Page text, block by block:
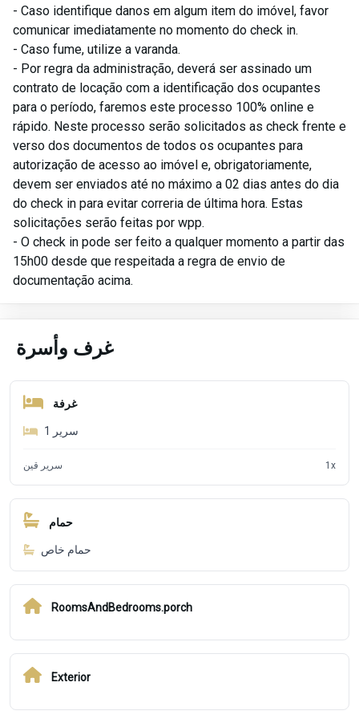
- Caso identifique danos em algum item do imóvel, favor
comunicar imediatamente no momento do check in.
- Caso fume, utilize a varanda.
- Por regra da administração, deverá ser assinado um
contrato de locação com a identificação dos ocupantes
para o período, faremos este processo 100% online e
rápido. Neste processo serão solicitados as check frente e
verso dos documentos de todos os ocupantes para
autorização de acesso ao imóvel e, obrigatoriamente,
devem ser enviados até no máximo a 02 dias antes do dia
do check in para evitar correria de última hora. Estas
solicitações serão feitas por wpp.
- O check in pode ser feito a qualquer momento a partir das
15h00 desde que respeitada a regra de envio de
documentação acima.
غرف وأسرة
غرفة
1 سرير
سرير قين 1 x
حمام
حمام خاص
RoomsAndBedrooms.porch
Exterior